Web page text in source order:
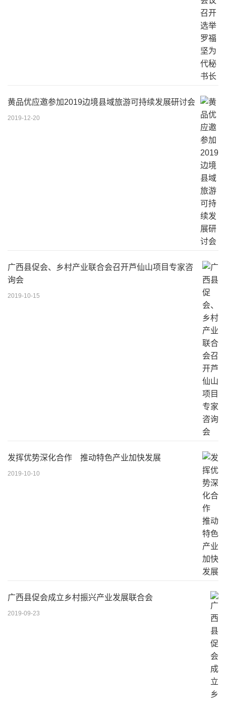
黄品优应邀参加2019边境县域旅游可持续发展研讨会
2019-12-20
广西县促会、乡村产业联合会召开芦仙山项目专家咨
询会
2019-10-15
发挥优势深化合作 推动特色产业加快发展
2019-10-10
广西县促会成立乡村振兴产业发展联合会
2019-09-23